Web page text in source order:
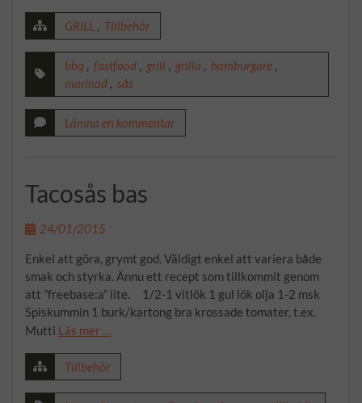
GRILL Tillbehör
bbq fastfood grill grilla hamburgare
marinad
sås
Lämna en kommentar
Tacosås bas
24/01/2015
Enkel att göra, grymt god. Väldigt enkel att variera både
smak och styrka. Ännu ett recept som tillkommit genom
att ”freebase:a” lite. 1/2-1 vitlök 1 gul lök olja 1-2 msk
Spiskummin 1 burk/kartong bra krossade tomater, t.ex.
Mutti Läs mer …
Tillbehör